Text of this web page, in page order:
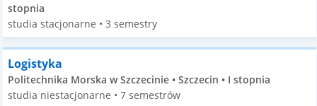
stopnia
studia stacjonarne • 3 semestry
Logistyka
Politechnika Morska w Szczecinie • Szczecin • I stopnia
studia niestacjonarne • 7 semestrów